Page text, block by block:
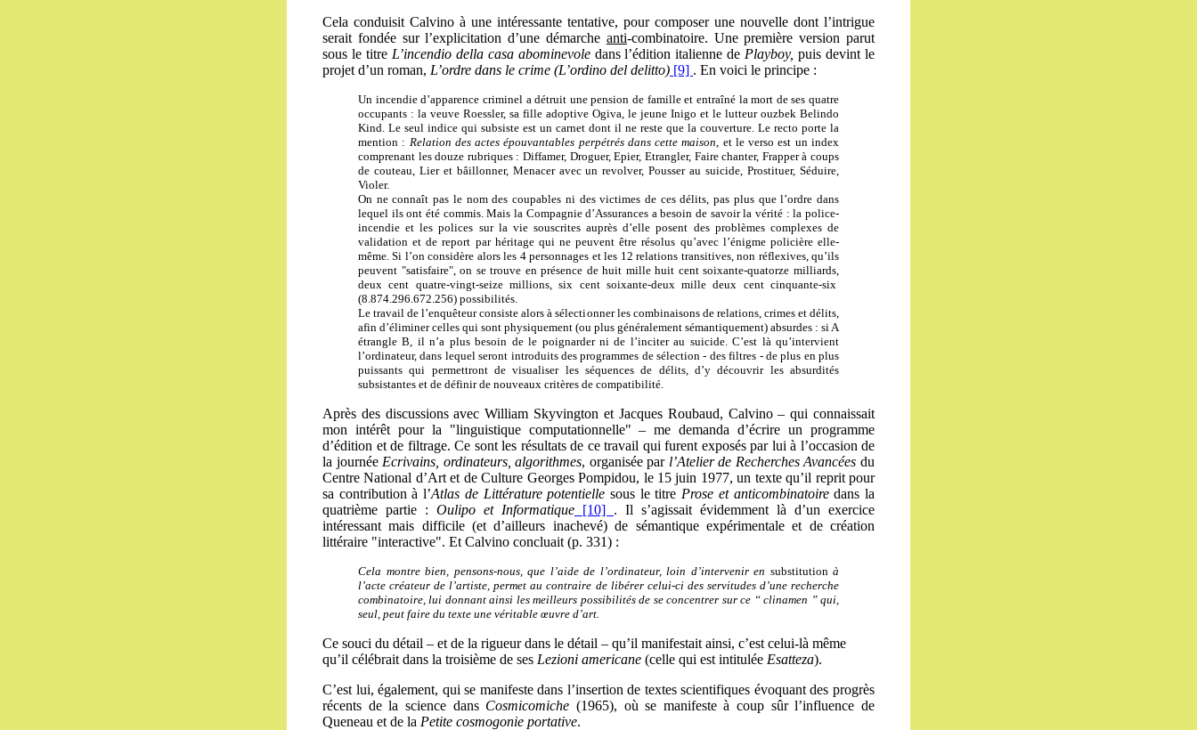
Cela conduisit Calvino à une intéressante tentative, pour composer une nouvelle dont l’intrigue
serait fondée sur l’explicitation d’une démarche anti-combinatoire. Une première version parut
sous le titre L’incendio della casa abominevoledans l’édition italienne de Playboy, puis devint le
projet d’un roman, L’ordre dans le crime (L’ordino del delitto) [9] . En voici le principe :
Un incendie d’apparence criminel a détruit une pension de famille et entraîné la mort de ses quatre
occupants : la veuve Roessler, sa fille adoptive Ogiva, le jeune Inigo et le lutteur ouzbek Belindo
Kind. Le seul indice qui subsiste est un carnet dont il ne reste que la couverture. Le recto porte la
mention : Relation des actes épouvantables perpétrés dans cette maison, et le verso est un index
comprenant les douze rubriques : Diffamer, Droguer, Epier, Etrangler, Faire chanter, Frapper à coups
de couteau, Lier et bâillonner, Menacer avec un revolver, Pousser au suicide, Prostituer, Séduire,
Violer.
On ne connaît pas le nom des coupables ni des victimes de ces délits, pas plus que l’ordre dans
lequel ils ont été commis. Mais la Compagnie d’Assurances a besoin de savoir la vérité : la police-
incendie et les polices sur la vie souscrites auprès d’elle posent des problèmes complexes de
validation et de report par héritage qui ne peuvent être résolus qu’avec l’énigme policière elle-
même. Si l’on considère alors les 4 personnages et les 12 relations transitives, non réflexives, qu’ils
peuvent "satisfaire", on se trouve en présence de huit mille huit cent soixante-quatorze milliards,
deux cent quatre-vingt-seize millions, six cent soixante-deux mille deux cent cinquante-six
(8.874.296.672.256) possibilités.
Le travail de l’enquêteur consiste alors à sélectionner les combinaisons de relations, crimes et délits,
afin d’éliminer celles qui sont physiquement (ou plus généralement sémantiquement) absurdes : si A
étrangle B, il n’a plus besoin de le poignarder ni de l’inciter au suicide. C’est là qu’intervient
l’ordinateur, dans lequel seront introduits des programmes de sélection - des filtres - de plus en plus
puissants qui permettront de visualiser les séquences de délits, d’y découvrir les absurdités
subsistantes et de définir de nouveaux critères de compatibilité.
Après des discussions avec William Skyvington et Jacques Roubaud, Calvino – qui connaissait
mon intérêt pour la "linguistique computationnelle" – me demanda d’écrire un programme
d’édition et de filtrage. Ce sont les résultats de ce travail qui furent exposés par lui à l’occasion de
la journée Ecrivains, ordinateurs, algorithmes, organisée par l’Atelier de Recherches Avancéesdu
Centre National d’Art et de Culture Georges Pompidou, le 15 juin 1977, un texte qu’il reprit pour
sa contribution à l’Atlas de Littérature potentiellesous le titre Prose et anticombinatoiredans la
quatrième partie : Oulipo et Informatique [10] . Il s’agissait évidemment là d’un exercice
intéressant mais difficile (et d’ailleurs inachevé) de sémantique expérimentale et de création
littéraire "interactive". Et Calvino concluait (p. 331) :
Cela montre bien, pensons-nous, que l’aide de l’ordinateur, loin d’intervenir en substitution à
l’acte créateur de l’artiste, permet au contraire de libérer celui-ci des servitudes d’une recherche
combinatoire, lui donnant ainsi les meilleurs possibilités de se concentrer sur ce “ clinamen ” qui,
seul, peut faire du texte une véritable œuvre d’art.
Ce souci du détail – et de la rigueur dans le détail – qu’il manifestait ainsi, c’est celui-là même
qu’il célébrait dans la troisième de ses Lezioni americane (celle qui est intitulée Esatteza).
C’est lui, également, qui se manifeste dans l’insertion de textes scientifiques évoquant des progrès
récents de la science dans Cosmicomiche (1965), où se manifeste à coup sûr l’influence de
Queneau et de la Petite cosmogonie portative.